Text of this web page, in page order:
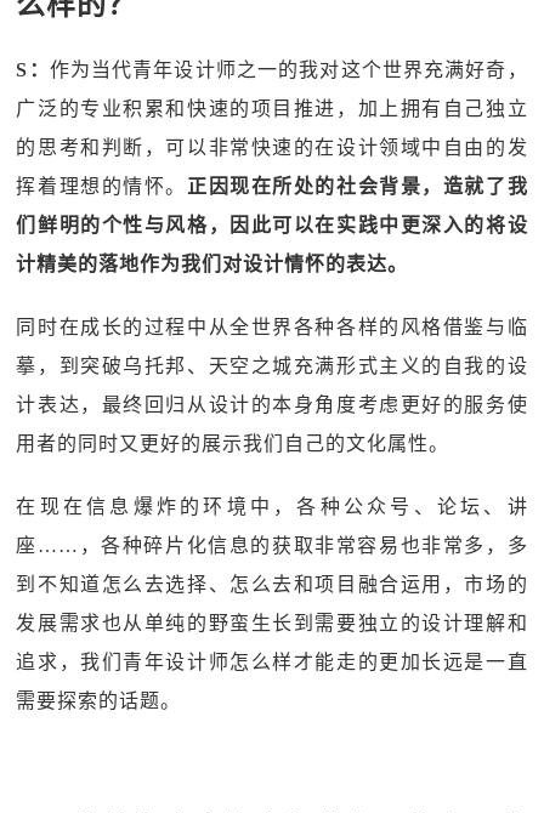
S： 作为当代青年设计师之一的我对这个世界充满好奇，
广泛的专业积累和快速的项目推进，加上拥有自己独立
的思考和判断，可以非常快速的在设计领域中自由的发
挥着理想的情怀。 正因现在所处的社会背景，造就了我
们鲜明的个性与风格，因此可以在实践中更深入的将设
计精美的落地作为我们对设计情怀的表达。
同时在成长的过程中从全世界各种各样的风格借鉴与临
摹，到突破乌托邦、天空之城充满形式主义的自我的设
计表达，最终回归从设计的本身角度考虑更好的服务使
用者的同时又更好的展示我们自己的文化属性。
在现在信息爆炸的环境中，各种公众号、论坛、讲
座……，各种碎片化信息的获取非常容易也非常多，多
到不知道怎么去选择、怎么去和项目融合运用，市场的
发展需求也从单纯的野蛮生长到需要独立的设计理解和
追求，我们青年设计师怎么样才能走的更加长远是一直
需要探索的话题。